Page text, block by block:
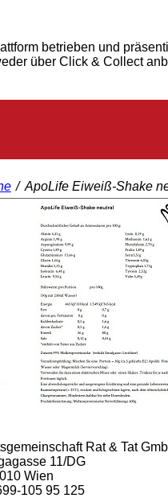
betrieben und
über Click & Collect
/ ApoLife Eiweiß-Shake
Rat & Tat
11/DG
Wien
105 95 125